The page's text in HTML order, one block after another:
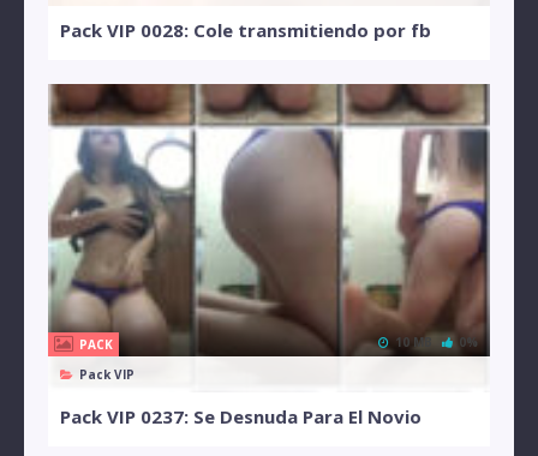
Pack VIP 0028: Cole transmitiendo por fb
PACK
Pack VIP
10 MB 0%
Pack VIP 0237: Se Desnuda Para El Novio